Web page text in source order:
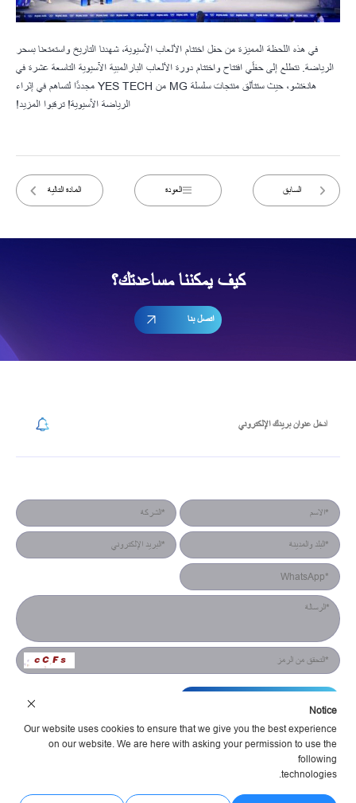
في هذه اللحظة المميزة من حفل اختتام الألعاب الآسيوية، شهدنا التاريخ واستمتعنا بسحر
الرياضة. نتطلع إلى حفلَي افتتاح واختتام دورة الألعاب البارالمبية الآسيوية التاسعة عشرة في
هانغتشو، حيث ستتألق منتجات سلسلة MG من YES TECH مجددًا لتساهم في إثراء
الرياضة الآسيوية! ترقبوا المزيد!
السابق العودة المادة التالية
كيف يمكننا مساعدتك؟
اتصل بنا
Notice
Our website uses cookies to ensure that we give you the best experience
on our website. We are here with asking your permission to use the
following
technologies.